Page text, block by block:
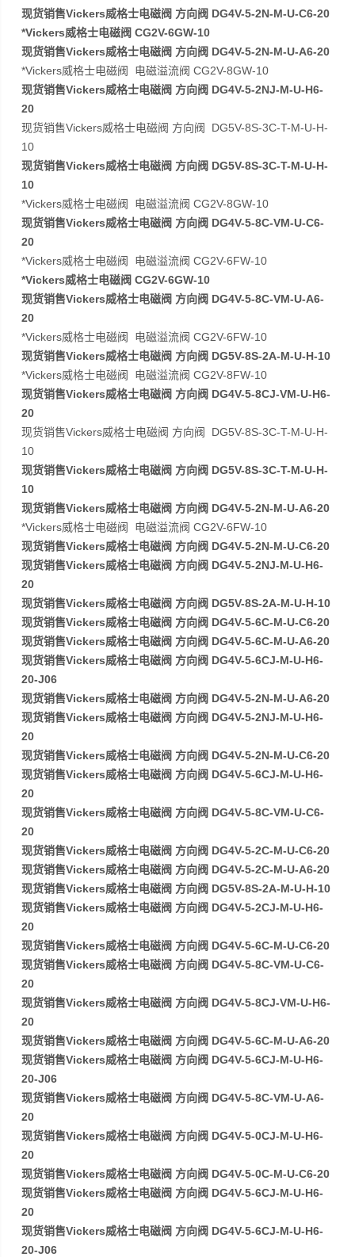
现货销售Vickers威格士电磁阀 方向阀 DG4V-5-2N-M-U-C6-20
*Vickers威格士电磁阀 CG2V-6GW-10
现货销售Vickers威格士电磁阀 方向阀 DG4V-5-2N-M-U-A6-20
*Vickers威格士电磁阀 电磁溢流阀 CG2V-8GW-10
现货销售Vickers威格士电磁阀 方向阀 DG4V-5-2NJ-M-U-H6-
20
现货销售Vickers威格士电磁阀 方向阀 DG5V-8S-3C-T-M-U-H-
10
现货销售Vickers威格士电磁阀 方向阀 DG5V-8S-3C-T-M-U-H-
10
*Vickers威格士电磁阀 电磁溢流阀 CG2V-8GW-10
现货销售Vickers威格士电磁阀 方向阀 DG4V-5-8C-VM-U-C6-
20
*Vickers威格士电磁阀 电磁溢流阀 CG2V-6FW-10
*Vickers威格士电磁阀 CG2V-6GW-10
现货销售Vickers威格士电磁阀 方向阀 DG4V-5-8C-VM-U-A6-
20
*Vickers威格士电磁阀 电磁溢流阀 CG2V-6FW-10
现货销售Vickers威格士电磁阀 方向阀 DG5V-8S-2A-M-U-H-10
*Vickers威格士电磁阀 电磁溢流阀 CG2V-8FW-10
现货销售Vickers威格士电磁阀 方向阀 DG4V-5-8CJ-VM-U-H6-
20
现货销售Vickers威格士电磁阀 方向阀 DG5V-8S-3C-T-M-U-H-
10
现货销售Vickers威格士电磁阀 方向阀 DG5V-8S-3C-T-M-U-H-
10
现货销售Vickers威格士电磁阀 方向阀 DG4V-5-2N-M-U-A6-20
*Vickers威格士电磁阀 电磁溢流阀 CG2V-6FW-10
现货销售Vickers威格士电磁阀 方向阀 DG4V-5-2N-M-U-C6-20
现货销售Vickers威格士电磁阀 方向阀 DG4V-5-2NJ-M-U-H6-
20
现货销售Vickers威格士电磁阀 方向阀 DG5V-8S-2A-M-U-H-10
现货销售Vickers威格士电磁阀 方向阀 DG4V-5-6C-M-U-C6-20
现货销售Vickers威格士电磁阀 方向阀 DG4V-5-6C-M-U-A6-20
现货销售Vickers威格士电磁阀 方向阀 DG4V-5-6CJ-M-U-H6-
20-J06
现货销售Vickers威格士电磁阀 方向阀 DG4V-5-2N-M-U-A6-20
现货销售Vickers威格士电磁阀 方向阀 DG4V-5-2NJ-M-U-H6-
20
现货销售Vickers威格士电磁阀 方向阀 DG4V-5-2N-M-U-C6-20
现货销售Vickers威格士电磁阀 方向阀 DG4V-5-6CJ-M-U-H6-
20
现货销售Vickers威格士电磁阀 方向阀 DG4V-5-8C-VM-U-C6-
20
现货销售Vickers威格士电磁阀 方向阀 DG4V-5-2C-M-U-C6-20
现货销售Vickers威格士电磁阀 方向阀 DG4V-5-2C-M-U-A6-20
现货销售Vickers威格士电磁阀 方向阀 DG5V-8S-2A-M-U-H-10
现货销售Vickers威格士电磁阀 方向阀 DG4V-5-2CJ-M-U-H6-
20
现货销售Vickers威格士电磁阀 方向阀 DG4V-5-6C-M-U-C6-20
现货销售Vickers威格士电磁阀 方向阀 DG4V-5-8C-VM-U-C6-
20
现货销售Vickers威格士电磁阀 方向阀 DG4V-5-8CJ-VM-U-H6-
20
现货销售Vickers威格士电磁阀 方向阀 DG4V-5-6C-M-U-A6-20
现货销售Vickers威格士电磁阀 方向阀 DG4V-5-6CJ-M-U-H6-
20-J06
现货销售Vickers威格士电磁阀 方向阀 DG4V-5-8C-VM-U-A6-
20
现货销售Vickers威格士电磁阀 方向阀 DG4V-5-0CJ-M-U-H6-
20
现货销售Vickers威格士电磁阀 方向阀 DG4V-5-0C-M-U-C6-20
现货销售Vickers威格士电磁阀 方向阀 DG4V-5-6CJ-M-U-H6-
20
现货销售Vickers威格士电磁阀 方向阀 DG4V-5-6CJ-M-U-H6-
20-J06